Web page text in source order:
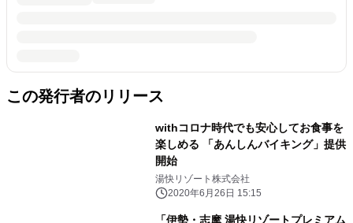
この発行者のリリース
withコロナ時代でも安心してお食事を
楽しめる 「あんしんバイキング」提供
開始
湯快リゾート株式会社
2020年6月26日 15:15
「伊勢・志摩 湯快リゾートプレミアム